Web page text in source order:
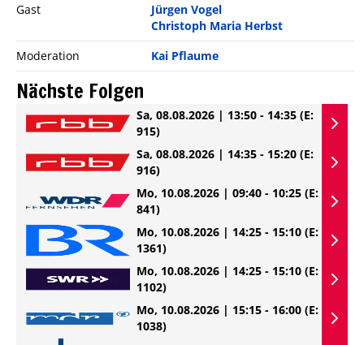
Gast
Jürgen Vogel
Christoph Maria Herbst
Moderation
Kai Pflaume
Nächste Folgen
Sa, 08.08.2026 | 13:50 - 14:35 (E:
915)
Sa, 08.08.2026 | 14:35 - 15:20 (E:
916)
Mo, 10.08.2026 | 09:40 - 10:25 (E:
841)
Mo, 10.08.2026 | 14:25 - 15:10 (E:
1361)
Mo, 10.08.2026 | 14:25 - 15:10 (E:
1102)
Mo, 10.08.2026 | 15:15 - 16:00 (E:
1038)